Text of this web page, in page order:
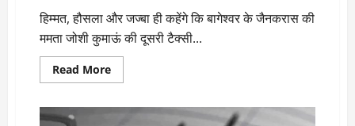
हिम्मत, हौसला और जज्बा ही कहेंगे कि बागेश्वर के जैनकरास की
ममता जोशी कुमाऊं की दूसरी टैक्सी...
Read MoreRead
more